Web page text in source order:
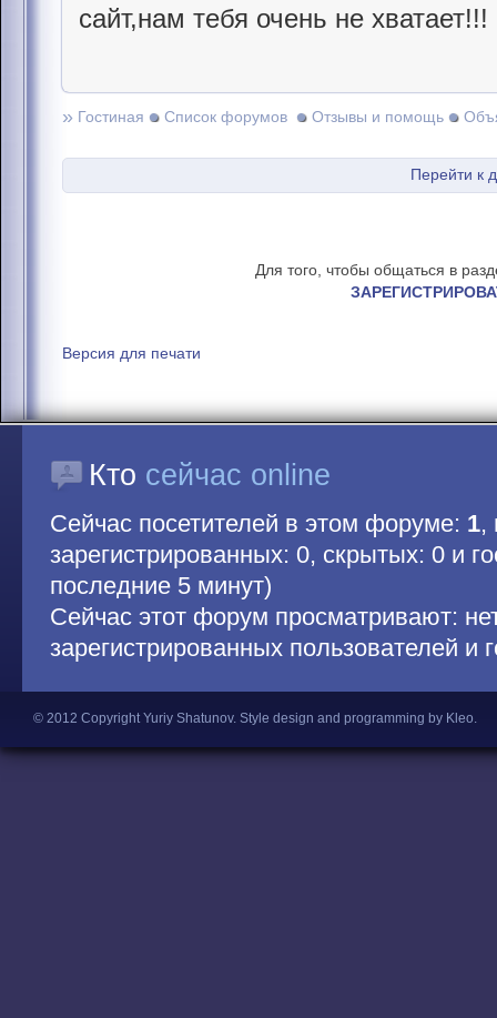
сайт,нам тебя очень не хватает!!!
» Гостиная Список форумов Отзывы и помощь
Перейти к
Для того, чтобы общаться в
Версия для печати
Кто сейчас online
Сейчас посетителей в этом форуме: 1,
зарегистрированных: 0, скрытых: 0 и
последние 5 минут)
Сейчас этот форум просматривают:
зарегистрированных пользователей и
© 2012 Copyright Yuriy Shatunov. Style design and programming by Kleo.